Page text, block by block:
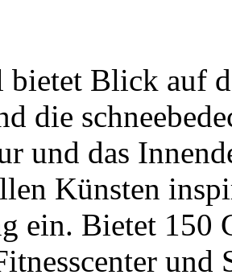
bietet Blick auf
die
und das
Künsten
ein. Bietet 150
und